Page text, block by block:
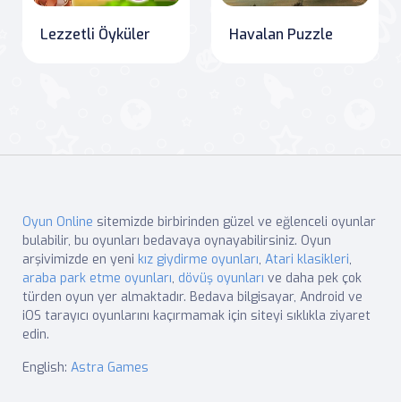
Lezzetli Öyküler Havalan Puzzle
Oyun Online sitemizde birbirinden güzel ve eğlenceli oyunlar
bulabilir, bu oyunları bedavaya oynayabilirsiniz. Oyun
arşivimizde en yeni kız giydirme oyunları, Atari klasikleri,
araba park etme oyunları, dövüş oyunları ve daha pek çok
türden oyun yer almaktadır. Bedava bilgisayar, Android ve
iOS tarayıcı oyunlarını kaçırmamak için siteyi sıklıkla ziyaret
edin.
English: Astra Games